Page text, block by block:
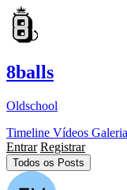
8balls
Oldschool
Timeline Vídeos
Entrar Registrar
Todos os Posts